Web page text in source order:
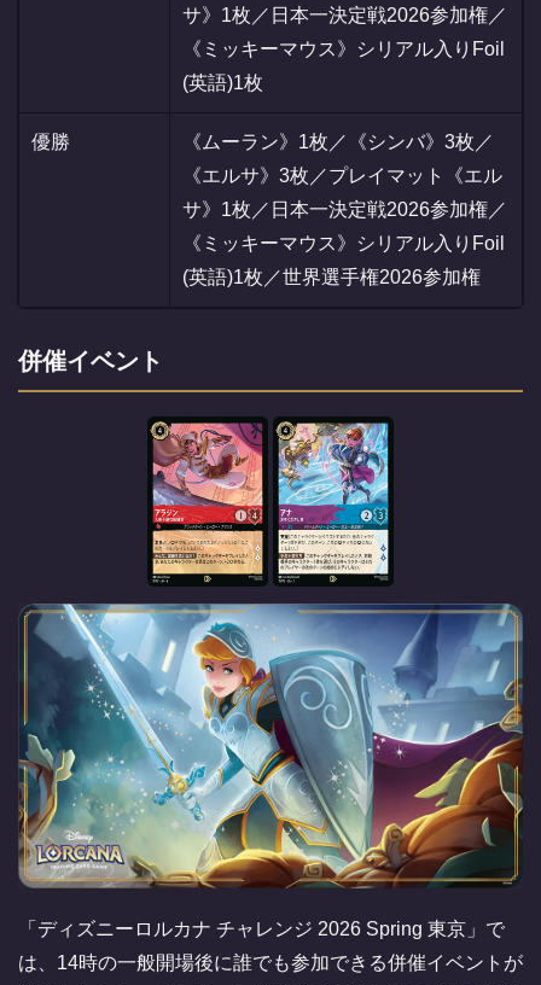
サ》1枚／日本一決定戦2026参加権／
《ミッキーマウス》シリアル入りFoil
(英語)1枚
優勝
《ムーラン》1枚／《シンバ》3枚／
《エルサ》3枚／プレイマット《エル
サ》1枚／日本一決定戦2026参加権／
《ミッキーマウス》シリアル入りFoil
(英語)1枚／世界選手権2026参加権
併催イベント
「ディズニーロルカナ チャレンジ 2026 Spring 東京」で
は、14時の一般開場後に誰でも参加できる併催イベントが